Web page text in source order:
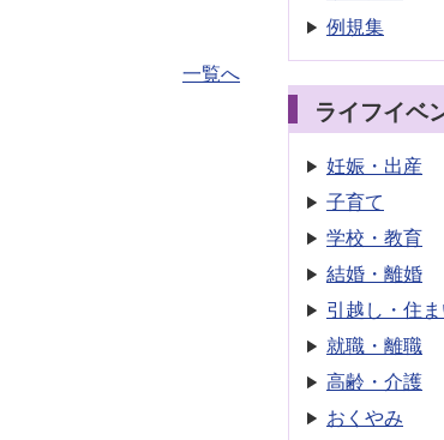
一覧へ
例規集
ライフイベ
妊娠・出産
子育て
学校・教育
結婚・離婚
引越し・住
就職・離職
高齢・介護
おくやみ